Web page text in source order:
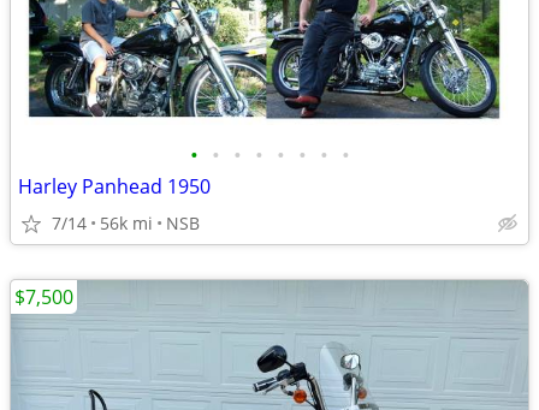
• • • • • • • •
Harley Panhead 1950
7/14 56k mi NSB
$7,500